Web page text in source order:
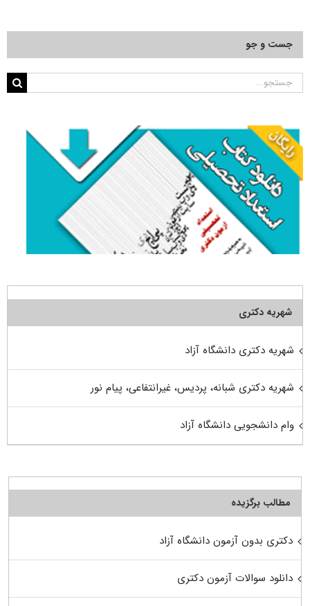
جست و جو
جستجو
شهریه دکتری
شهریه دکتری دانشگاه آزاد
شهریه دکتری شبانه، پردیس، غیرانتفاعی، پیام نور
وام دانشجویی دانشگاه آزاد
مطالب برگزیده
دکتری بدون آزمون دانشگاه آزاد
دانلود سوالات آزمون دکتری